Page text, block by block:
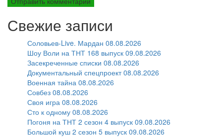
Свежие записи
Соловьев-Live. Мардан 08.08.2026
Шоу Воли на ТНТ 168 выпуск 09.08.2026
Засекреченные списки 08.08.2026
Документальный спецпроект 08.08.2026
Военная тайна 08.08.2026
Совбез 08.08.2026
Своя игра 08.08.2026
Сто к одному 08.08.2026
Погоня на ТНТ 2 сезон 4 выпуск 09.08.2026
Большой куш 2 сезон 5 выпуск 09.08.2026